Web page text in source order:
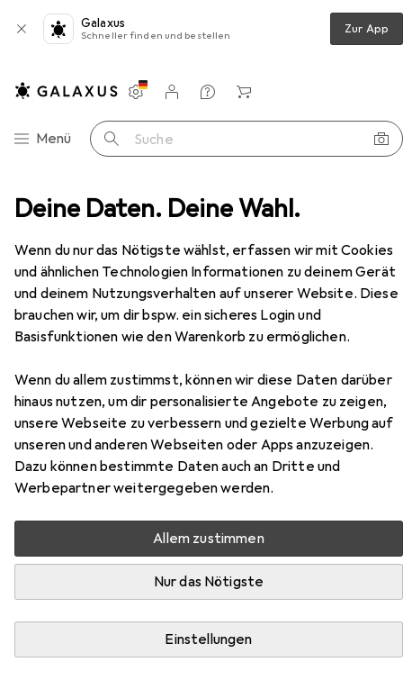
Deine Daten. Deine Wahl.
Wenn du nur das Nötigste wählst, erfassen wir mit Cookies
und ähnlichen Technologien Informationen zu deinem Gerät
und deinem Nutzungsverhalten auf unserer Website. Diese
brauchen wir, um dir bspw. ein sicheres Login und
Basisfunktionen wie den Warenkorb zu ermöglichen.
Wenn du allem zustimmst, können wir diese Daten darüber
hinaus nutzen, um dir personalisierte Angebote zu zeigen,
unsere Webseite zu verbessern und gezielte Werbung auf
unseren und anderen Webseiten oder Apps anzuzeigen.
Dazu können bestimmte Daten auch an Dritte und
Werbepartner weitergegeben werden.
Allem zustimmen
Nur das Nötigste
Einstellungen
Galaxus
Schneller finden und bestellen Zur App
Navigation nach Kategorien
Menü Suche
Einstellungen
Kundenkonto
Vergleichslisten
Merklisten
Warenkorb
Schneider Electric LSSchalter iC60L 2p
EUR
167,60
Schneider Electric LSSchalter iC60L
2p
Zubehör für Schneider Electric
LSSchalter iC60L 2p
Hier findest du passendes Zubehör zum Produkt
Schneider Electric LSSchalter iC60L 2p aus den
Kategorien Schutzschalter, Systemstromversorgung und
Verteilerschrank Zubehör.
Relevanz